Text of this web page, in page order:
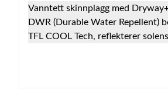
Vanntett skinnplagg med
DWR (Durable Water Repellent)
TFL COOL Tech, reflekterer